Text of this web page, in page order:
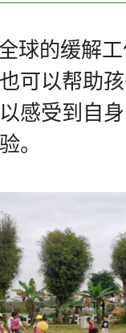
球的缓解
可以帮助
感受到自
。